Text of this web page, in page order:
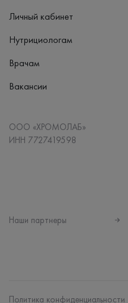
Личный кабинет
Нутрициологам
Врачам
Вакансии
ООО «ХРОМОЛАБ»
ИНН 7727419598
Наши партнеры
Политика конфиденциальности